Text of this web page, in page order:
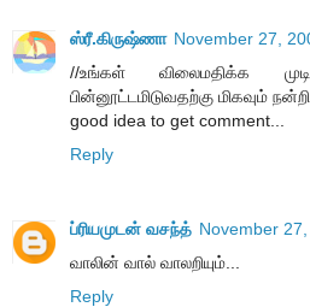
ஸ்ரீ.கிருஷ்ணா November 27,
//உங்கள் விலைமதிக்க
பின்னூட்டமிடுவதற்கு மிகவும்
good idea to get comment...
Reply
ப்ரியமுடன் வசந்த் November
வாலின் வால் வாலறியும்...
Reply